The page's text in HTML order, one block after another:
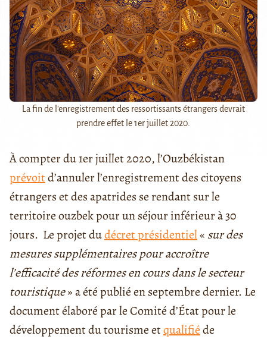
La fin de l'enregistrement des ressortissants étrangers devrait
prendre effet le 1er juillet 2020.
À compter du 1er juillet 2020, l’Ouzbékistan
prévoitd’annuler l’enregistrement des citoyens
étrangers et des apatrides se rendant sur le
territoire ouzbek pour un séjour inférieur à 30
jours. Le projet dudécret présidentiel« sur des
mesures supplémentaires pour accroître
l’efficacité des réformes en cours dans le secteur
touristique» a été publié en septembre dernier. Le
document élaboré par le Comité d’État pour le
développement du tourisme etqualifiéde